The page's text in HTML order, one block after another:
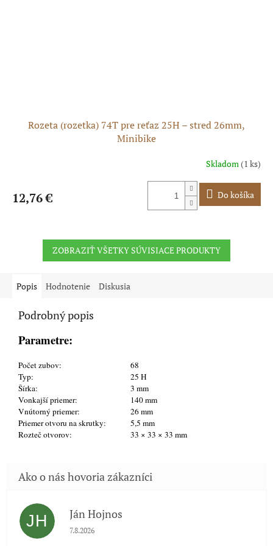
Rozeta (rozetka) 74T pre reťaz 25H – stred 26mm,
Minibike
Skladom(1 ks)
12,76 € Do košíka
ZOBRAZIŤ VŠETKY SÚVISIACE PRODUKTY
Popis Hodnotenie Diskusia
Podrobný popis
Parametre:
Počet zubov:
68
Typ:
25 H
Šírka:
3 mm
Vonkajší priemer:
140 mm
Vnútorný priemer:
26 mm
Priemer otvoru na skrutky:
5,5 mm
Rozteč otvorov:
33 × 33 × 33 mm
JH Ján Hojnos
Hodnotenie obchodu je 5 z 5 hviezdičiek.
7.8.2026